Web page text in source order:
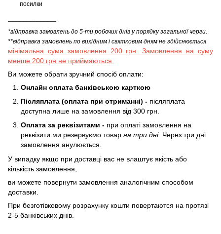
посилки
*відправка замовлень до 5-ти робочих днів у порядку загальної черги.
**відправка замовлень по вихідним і святковим дням не здійснюється
мінімальна сума замовлення 200 грн. Замовлення на суму
менше 200 грн не приймаються.
Ви можете обрати зручний спосіб оплати:
Онлайн оплата банківською карткою
Післяплата (оплата при отриманні) - післяплата
доступна лише на замовлення від 300 грн.
Оплата за реквізитами - при оплаті замовлення на
реквізити ми резервуємо товар на три дні. Через три дні
замовлення анулюється.
У випадку якщо при доставці вас не влаштує якість або
кількість замовлення,
ви можете повернути замовлення аналогічним способом
доставки.
При безготівковому розрахунку кошти повертаются на протязі
2-5 банківських днів.